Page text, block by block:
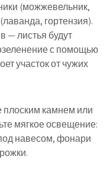
(можжевельник,
гортензия).
— листья будут
с помощью
участок от чужих
плоским камнем или
мягкое освещение:
навесом, фонари